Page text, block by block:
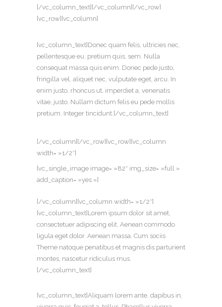
[/vc_column_text][/vc_column][/vc_row]
[vc_row][vc_column]
[vc_column_text]Donec quam felis, ultricies nec,
pellentesque eu, pretium quis, sem. Nulla
consequat massa quis enim. Donec pede justo,
fringilla vel, aliquet nec, vulputate eget, arcu. In
enim justo, rhoncus ut, imperdiet a, venenatis
vitae, justo. Nullam dictum felis eu pede mollis
pretium. Integer tincidunt.[/vc_column_text]
[/vc_column][/vc_row][vc_row][vc_column
width= »1/2″]
[vc_single_image image= »82″ img_size= »full »
add_caption= »yes »]
[/vc_column][vc_column width= »1/2″]
[vc_column_text]Lorem ipsum dolor sit amet,
consectetuer adipiscing elit. Aenean commodo
ligula eget dolor. Aenean massa. Cum sociis
Theme natoque penatibus et magnis dis parturient
montes, nascetur ridiculus mus.
[/vc_column_text]
[vc_column_text]Aliquam lorem ante, dapibus in,